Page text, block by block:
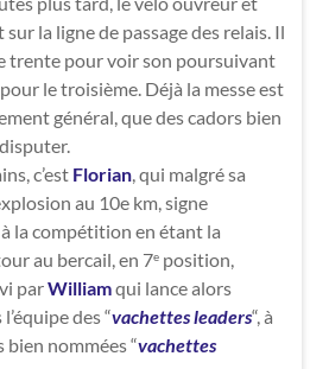
la ligne de passage des relais. Il
trente pour voir son poursuivant
le troisième. Déjà la messe est
général, que des cadors bien
c’est Florian, qui malgré sa
au 10e km, signe
la compétition en étant la
au bercail, en 7eposition,
parWilliamqui lance alors
des “vachettes leaders“, à
bien nommées “vachettes